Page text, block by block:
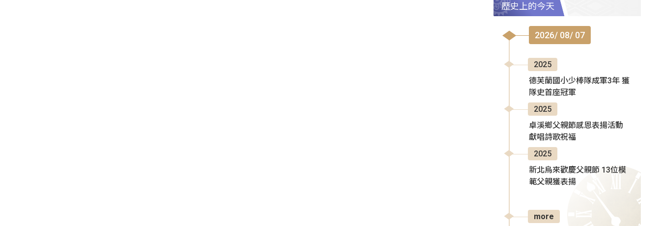
歷史上的今天
2026/ 08/ 07
2025
德芙蘭國小少棒隊成軍3年 獲
隊史首座冠軍
2025
卓溪鄉父親節感恩表揚活動
獻唱詩歌祝福
2025
新北烏來歡慶父親節 13位模
範父親獲表揚
more